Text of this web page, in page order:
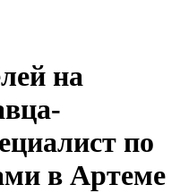
на
по
в Артеме